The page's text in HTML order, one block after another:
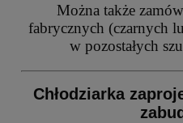
Można także
fabrycznych (czarnych
w pozostałych
Chłodziarka